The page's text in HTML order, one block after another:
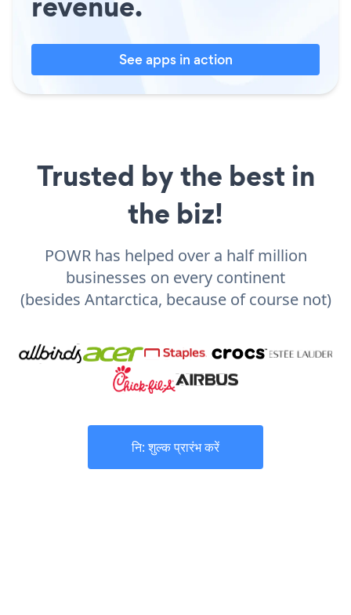
See apps in action
Trusted by the best in
the biz!
POWR has helped over a half million
businesses on every continent
(besides Antarctica, because of course not)
नि: शुल्क प्रारंभ करें